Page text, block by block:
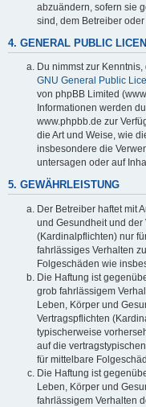
abzuändern, sofern sie
sind, dem Betreiber
4. GENERAL PUBLIC
Du nimmst zur
GNU General Public
von phpBB Limited
Informationen werden
www.phpbb.de zur
die Art und Weise, wie
insbesondere die
untersagen oder auf
5. GEWÄHRLEISTUNG
Der Betreiber haftet mit
und Gesundheit und der
(Kardinalpflichten) nur
fahrlässiges Verhalten
Folgeschäden wie
Die Haftung ist
grob fahrlässigem
Leben, Körper und
Vertragspflichten
typischerweise
auf die
für mittelbare
Die Haftung ist
Leben, Körper und
fahrlässigem Verhalten